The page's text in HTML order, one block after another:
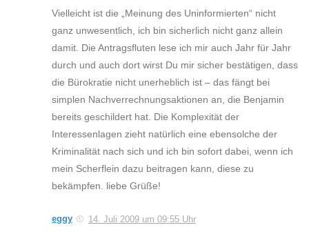
Vielleicht ist die „Meinung des Uninformierten“ nicht
ganz unwesentlich, ich bin sicherlich nicht ganz allein
damit. Die Antragsfluten lese ich mir auch Jahr für Jahr
durch und auch dort wirst Du mir sicher bestätigen, dass
die Bürokratie nicht unerheblich ist – das fängt bei
simplen Nachverrechnungsaktionen an, die Benjamin
bereits geschildert hat. Die Komplexität der
Interessenlagen zieht natürlich eine ebensolche der
Kriminalität nach sich und ich bin sofort dabei, wenn ich
mein Scherflein dazu beitragen kann, diese zu
bekämpfen. liebe Grüße!
eggy 14. Juli 2009 um 09:55 Uhr